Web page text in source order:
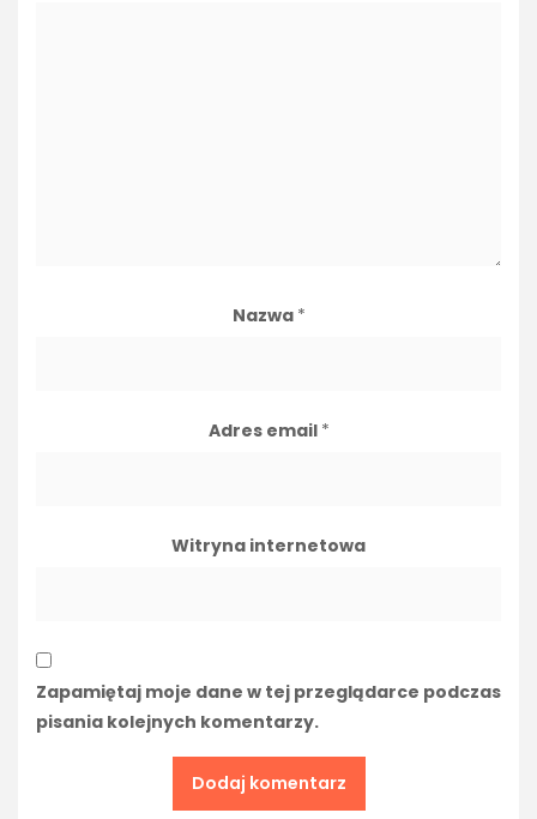
Nazwa *
Adres email *
Witryna internetowa
Zapamiętaj moje dane w tej przeglądarce podczas
pisania kolejnych komentarzy.